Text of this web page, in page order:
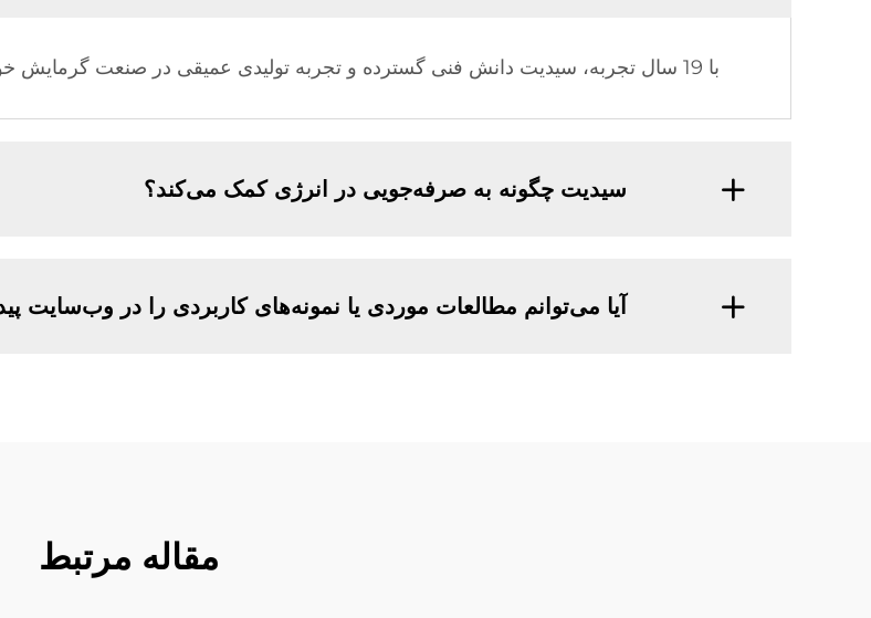
با 19 سال تجربه، سیدیت دانش فنی گسترده و تجربه تولیدی عمیقی در صنعت گرمایش خورشیدی کسب کرده است.
سیدیت چگونه به صرفه‌جویی در انرژی کمک می‌کند؟
آیا می‌توانم مطالعات موردی یا نمونه‌های کاربردی را در وب‌سایت
مقاله مرتبط